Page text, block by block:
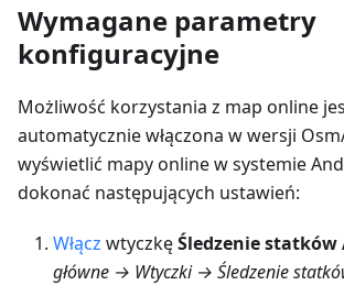
Wymagane parametry
konfiguracyjne
Możliwość korzystania z map online
automatycznie włączona w wersji
wyświetlić mapy online w systemie
dokonać następujących ustawień:
Włącz wtyczkęŚledzenie statków
główne → Wtyczki → Śledzenie